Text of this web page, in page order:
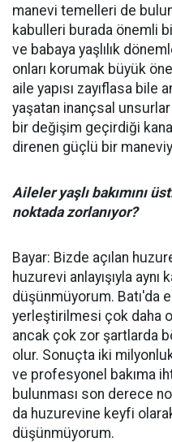
manevi temelleri de
kabulleri burada önemli
ve babaya yaşlılık
onları korumak büyük
aile yapısı zayıflasa bile
yaşatan inançsal unsurlar
bir değişim geçirdiği
direnen güçlü bir
Aileler yaşlı bakımını
noktada zorlanıyor?
Bayar: Bizde açılan
huzurevi anlayışıyla aynı
düşünmüyorum. Batı'da
yerleştirilmesi çok daha
ancak çok zor şartlarda
olur. Sonuçta iki
ve profesyonel bakıma
bulunması son derece
da huzurevine keyfi
düşünmüyorum.